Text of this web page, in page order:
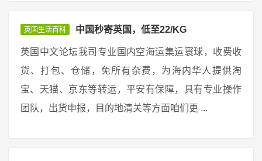
英国生活百科 中国秒寄英国，低至22/KG
英国中文论坛我司专业国内空海运集运寰球，收费收
货、打包、仓储，免所有杂费，为海内华人提供淘
宝、天猫、京东等转运，平安有保障，具有专业操作
团队，出货申报，目的地清关等方面咱们更 ...